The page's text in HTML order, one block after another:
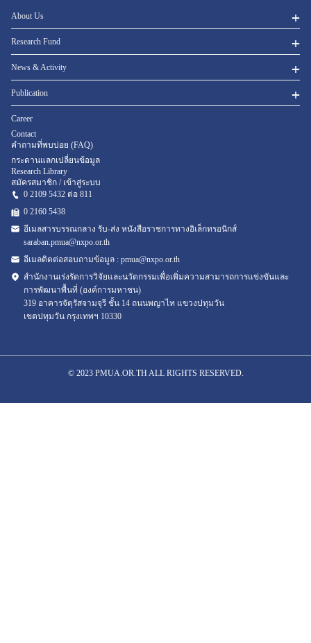
About Us
Research Fund
News & Activity
Publication
Career
Contact
คำถามที่พบบ่อย (FAQ)
กระดานแลกเปลี่ยนข้อมูล
Research Library
สมัครสมาชิก / เข้าสู่ระบบ
0 2109 5432 ต่อ 811
0 2160 5438
อีเมลสารบรรณกลาง รับ-ส่ง หนังสือราชการทางอิเล็กทรอนิกส์
saraban.pmua@nxpo.or.th
อีเมลติดต่อสอบถามข้อมูล : pmua@nxpo.or.th
สำนักงานเร่งรัดการวิจัยและนวัตกรรมเพื่อเพิ่มความสามารถการแข่งขันและ
การพัฒนาพื้นที่ (องค์การมหาชน)
319 อาคารจัตุรัสจามจุรี ชั้น 14 ถนนพญาไท แขวงปทุมวัน
เขตปทุมวัน กรุงเทพฯ 10330
© 2023 PMUA.OR.TH ALL RIGHTS RESERVED.